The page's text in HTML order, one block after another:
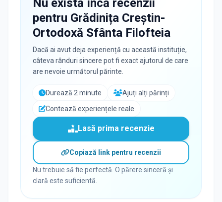
Nu există încă recenzii
pentru Grădinița Creștin-
Ortodoxă Sfânta Filofteia
Dacă ai avut deja experiență cu această instituție,
câteva rânduri sincere pot fi exact ajutorul de care
are nevoie următorul părinte.
Durează 2 minute
Ajuți alți părinți
Contează experiențele reale
Lasă prima recenzie
Copiază link pentru recenzii
Nu trebuie să fie perfectă. O părere sinceră și
clară este suficientă.